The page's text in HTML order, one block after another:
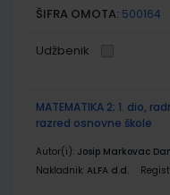
ŠIFRA OMOTA: 500164
Udžbenik
MATEMATIKA 2; 1. dio,
razred osnovne škole
Autor(i): Josip Markovac
Nakladnik: ALFA d.d.